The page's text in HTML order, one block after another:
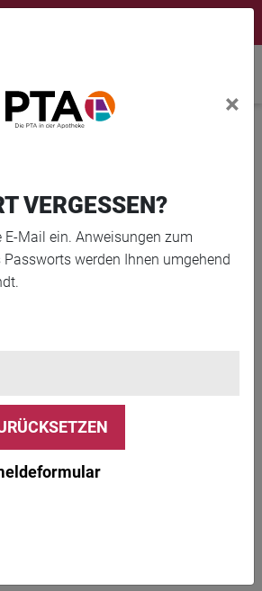
×
VERGESSEN?
E-Mail ein. Anweisungen zum
werden Ihnen umgehend
×